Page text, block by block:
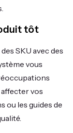
tôt
SKU avec des
vous
vos
ou les guides de